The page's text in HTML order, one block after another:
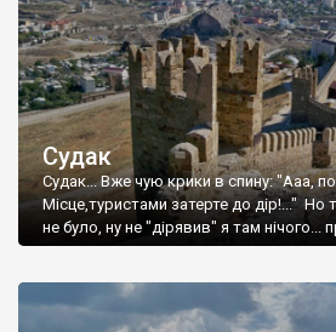
Судак
Судак... Вже чую крики в спину: "Ааа,
Місце,туристами затерте до дір!..."
не було, ну не "дірявив" я там нічого...